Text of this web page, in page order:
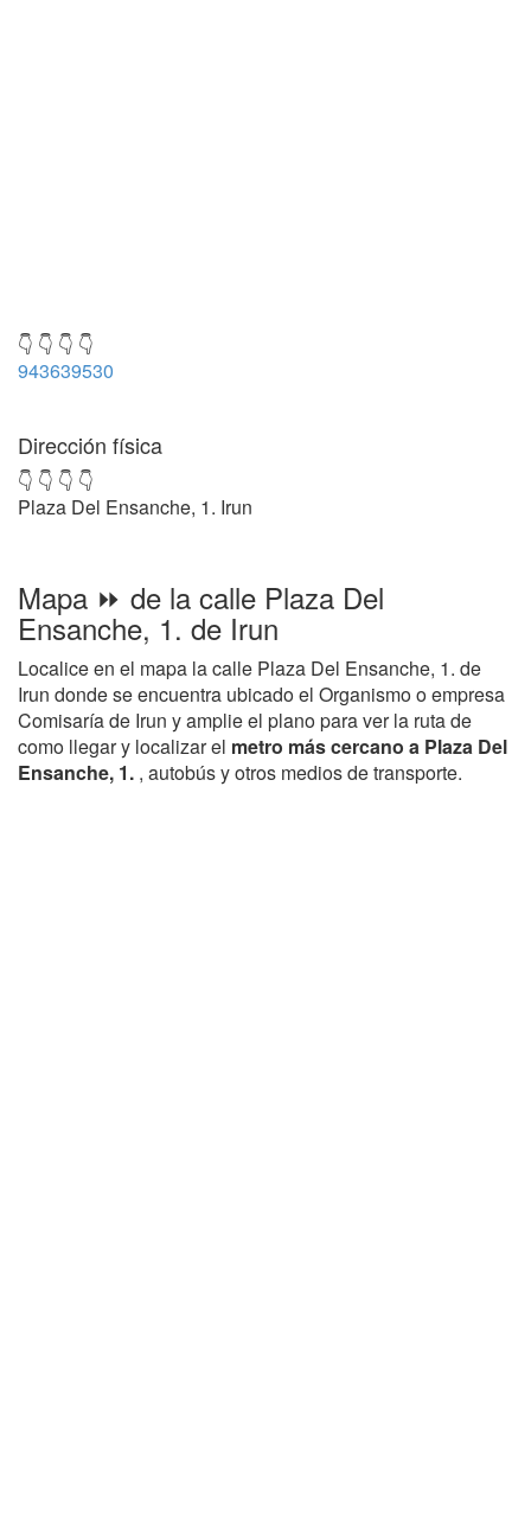
👇 👇 👇 👇
943639530
Dirección física
👇 👇 👇 👇
Plaza Del Ensanche, 1. Irun
Mapa ⏩ de la calle Plaza Del
Ensanche, 1. de Irun
Localice en el mapa la calle Plaza Del Ensanche, 1. de
Irun donde se encuentra ubicado el Organismo o empresa
Comisaría de Irun y amplie el plano para ver la ruta de
como llegar y localizar el metro más cercano a Plaza Del
Ensanche, 1. , autobús y otros medios de transporte.